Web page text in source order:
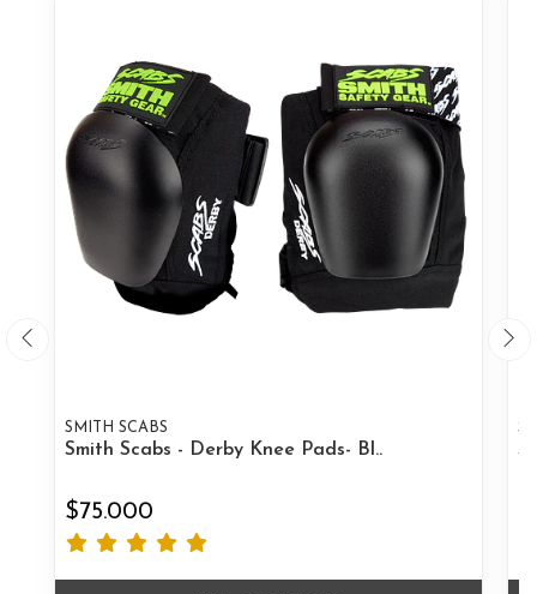
SMITH SCABS
Smith Scabs - Derby Knee Pads- Bl..
$75.000